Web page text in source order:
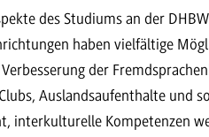
des Studiums an der
haben vielfältige
der
Auslandsaufenthalte und
interkulturelle Kompetenzen